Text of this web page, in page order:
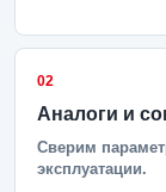
02
Аналоги и
Сверим
эксплуатации.